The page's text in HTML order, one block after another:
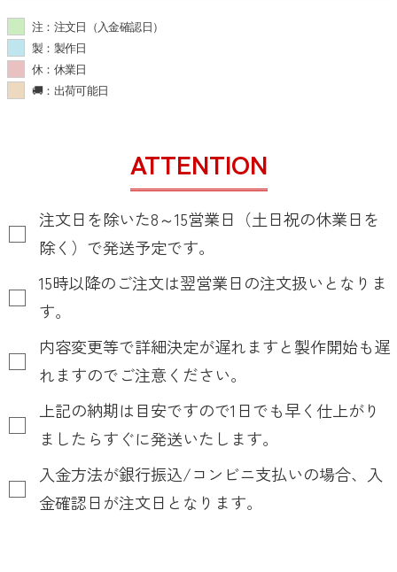
注：注文日（入金確認日）
製：製作日
休：休業日
🚚：出荷可能日
ATTENTION
注文日を除いた8～15営業日（土日祝の休業日を
除く）で発送予定です。
15時以降のご注文は翌営業日の注文扱いとなりま
す。
内容変更等で詳細決定が遅れますと製作開始も遅
れますのでご注意ください。
上記の納期は目安ですので1日でも早く仕上がり
ましたらすぐに発送いたします。
入金方法が銀行振込/コンビニ支払いの場合、入
金確認日が注文日となります。